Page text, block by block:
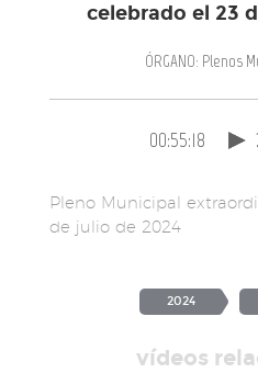
celebrado el 23
ÓRGANO: Plenos
00:55:18
Pleno Municipal
de julio de 2024
2024
vídeos